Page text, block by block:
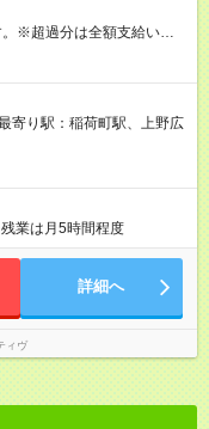
※超過分は全額支給いたし
なし残業時間 20時間／月
】 ■残業
場合でも交通費支給あり ■
施工管理技士（3万円／
・電気工事士（1万円／
採用時と同じです。
寄り駅：稲荷町駅、上野広
業は月5時間程度
詳細へ
ィヴ